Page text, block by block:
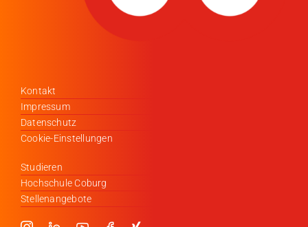
Kontakt
Impressum
Datenschutz
Cookie-Einstellungen
Studieren
Hochschule Coburg
Stellenangebote